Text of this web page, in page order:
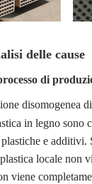
delle cause
di
disomogenea
in legno sono
e additivi.
locale non
viene